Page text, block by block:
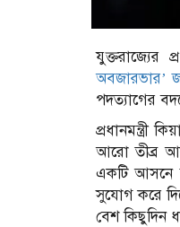
যুক্তরাজ্যের
অবজারভার’
পদত্যাগের
প্রধানমন্ত্রী
আরো তীব্র
একটি আসনে
সুযোগ করে
বেশ কিছুদিন